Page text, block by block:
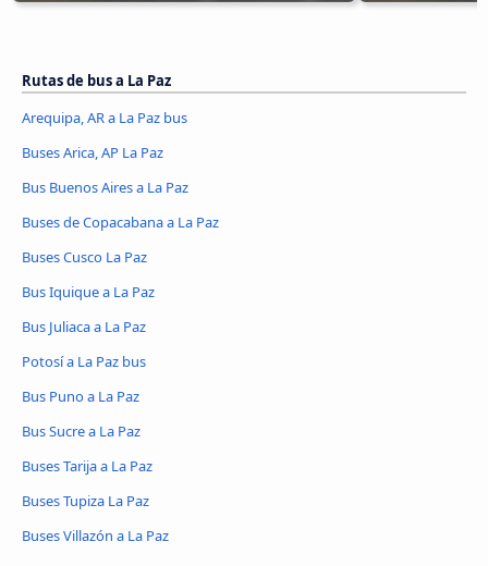
Rutas de bus a La Paz
Arequipa, AR a La Paz bus
Buses Arica, AP La Paz
Bus Buenos Aires a La Paz
Buses de Copacabana a La Paz
Buses Cusco La Paz
Bus Iquique a La Paz
Bus Juliaca a La Paz
Potosí a La Paz bus
Bus Puno a La Paz
Bus Sucre a La Paz
Buses Tarija a La Paz
Buses Tupiza La Paz
Buses Villazón a La Paz